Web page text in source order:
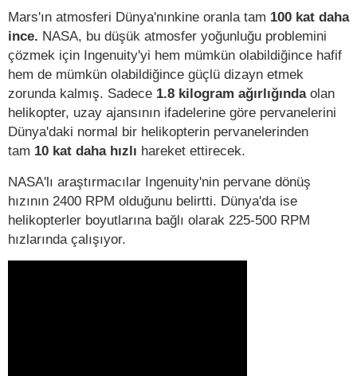
Mars'ın atmosferi Dünya'nınkine oranla tam 100 kat daha
ince. NASA, bu düşük atmosfer yoğunluğu problemini
çözmek için Ingenuity'yi hem mümkün olabildiğince hafif
hem de mümkün olabildiğince güçlü dizayn etmek
zorunda kalmış. Sadece 1.8 kilogram ağırlığındaolan
helikopter, uzay ajansının ifadelerine göre pervanelerini
Dünya'daki normal bir helikopterin pervanelerinden
tam 10 kat daha hızlı hareket ettirecek.
NASA'lı araştırmacılar Ingenuity'nin pervane dönüş
hızının 2400 RPM olduğunu belirtti. Dünya'da ise
helikopterler boyutlarına bağlı olarak 225-500 RPM
hızlarında çalışıyor.